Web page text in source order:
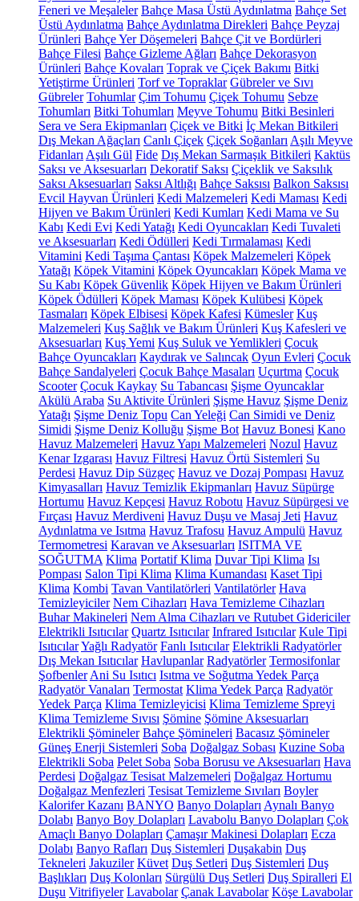
Feneri ve Meşaleler Bahçe Masa Üstü Aydınlatma Bahçe Set
Üstü Aydınlatma Bahçe Aydınlatma Direkleri Bahçe Peyzaj
Ürünleri Bahçe Yer Döşemeleri Bahçe Çit ve Bordürleri
Bahçe Filesi Bahçe Gizleme Ağları Bahçe Dekorasyon
Ürünleri Bahçe Kovaları Toprak ve Çiçek Bakımı Bitki
Yetiştirme Ürünleri Torf ve Topraklar Gübreler ve Sıvı
Gübreler Tohumlar Çim Tohumu Çiçek Tohumu Sebze
Tohumları Bitki Tohumları Meyve Tohumu Bitki Besinleri
Sera ve Sera Ekipmanları Çiçek ve Bitki İç Mekan Bitkileri
Dış Mekan Ağaçları Canlı Çiçek Çiçek Soğanları Aşılı Meyve
Fidanları Aşılı Gül Fide Dış Mekan Sarmaşık Bitkileri Kaktüs
Saksı ve Aksesuarları Dekoratif Saksı Çiçeklik ve Saksılık
Saksı Aksesuarları Saksı Altlığı Bahçe Saksısı Balkon Saksısı
Evcil Hayvan Ürünleri Kedi Malzemeleri Kedi Maması Kedi
Hijyen ve Bakım Ürünleri Kedi Kumları Kedi Mama ve Su
Kabı Kedi Evi Kedi Yatağı Kedi Oyuncakları Kedi Tuvaleti
ve Aksesuarları Kedi Ödülleri Kedi Tırmalaması Kedi
Vitamini Kedi Taşıma Çantası Köpek Malzemeleri Köpek
Yatağı Köpek Vitamini Köpek Oyuncakları Köpek Mama ve
Su Kabı Köpek Güvenlik Köpek Hijyen ve Bakım Ürünleri
Köpek Ödülleri Köpek Maması Köpek Kulübesi Köpek
Tasmaları Köpek Elbisesi Köpek Kafesi Kümesler Kuş
Malzemeleri Kuş Sağlık ve Bakım Ürünleri Kuş Kafesleri ve
Aksesuarları Kuş Yemi Kuş Suluk ve Yemlikleri Çocuk
Bahçe Oyuncakları Kaydırak ve Salıncak Oyun Evleri Çocuk
Bahçe Sandalyeleri Çocuk Bahçe Masaları Uçurtma Çocuk
Scooter Çocuk Kaykay Su Tabancası Şişme Oyuncaklar
Akülü Araba Su Aktivite Ürünleri Şişme Havuz Şişme Deniz
Yatağı Şişme Deniz Topu Can Yeleği Can Simidi ve Deniz
Simidi Şişme Deniz Kolluğu Şişme Bot Havuz Bonesi Kano
Havuz Malzemeleri Havuz Yapı Malzemeleri Nozul Havuz
Kenar Izgarası Havuz Filtresi Havuz Örtü Sistemleri Su
Perdesi Havuz Dip Süzgeç Havuz ve Dozaj Pompası Havuz
Kimyasalları Havuz Temizlik Ekipmanları Havuz Süpürge
Hortumu Havuz Kepçesi Havuz Robotu Havuz Süpürgesi ve
Fırçası Havuz Merdiveni Havuz Duşu ve Masaj Jeti Havuz
Aydınlatma ve Isıtma Havuz Trafosu Havuz Ampulü Havuz
Termometresi Karavan ve Aksesuarları ISITMA VE
SOĞUTMA Klima Portatif Klima Duvar Tipi Klima Isı
Pompası Salon Tipi Klima Klima Kumandası Kaset Tipi
Klima Kombi Tavan Vantilatörleri Vantilatörler Hava
Temizleyiciler Nem Cihazları Hava Temizleme Cihazları
Buhar Makineleri Nem Alma Cihazları ve Rutubet Gidericiler
Elektrikli Isıtıcılar Quartz Isıtıcılar Infrared Isıtıcılar Kule Tipi
IsıtıcılarYağlı Radyatör Fanlı Isıtıcılar Elektrikli Radyatörler
Dış Mekan Isıtıcılar Havlupanlar Radyatörler Termosifonlar
Şofbenler Ani Su Isıtıcı Isıtma ve Soğutma Yedek Parça
Radyatör Vanaları Termostat Klima Yedek Parça Radyatör
Yedek Parça Klima Temizleyicisi Klima Temizleme Spreyi
Klima Temizleme Sıvısı Şömine Şömine Aksesuarları
Elektrikli Şömineler Bahçe Şömineleri Bacasız Şömineler
Güneş Enerji Sistemleri Soba Doğalgaz Sobası Kuzine Soba
Elektrikli Soba Pelet Soba Soba Borusu ve Aksesuarları Hava
Perdesi Doğalgaz Tesisat Malzemeleri Doğalgaz Hortumu
Doğalgaz Menfezleri Tesisat Temizleme Sıvıları Boyler
Kalorifer Kazanı BANYO Banyo Dolapları Aynalı Banyo
Dolabı Banyo Boy Dolapları Lavabolu Banyo Dolapları Çok
Amaçlı Banyo Dolapları Çamaşır Makinesi Dolapları Ecza
Dolabı Banyo Rafları Duş Sistemleri Duşakabin Duş
Tekneleri Jakuziler Küvet Duş Setleri Duş Sistemleri Duş
Başlıkları Duş Kolonları Sürgülü Duş Setleri Duş Spiralleri El
Duşu Vitrifiyeler Lavabolar Çanak Lavabolar Köşe Lavabolar